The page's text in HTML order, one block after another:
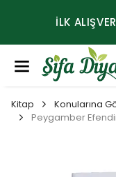
İLK
Kitap Konularına
Peygamber